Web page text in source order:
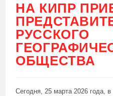
НА КИПР
РУССКОГО
ОБЩЕСТВА
Сегодня, 25 марта 2026 года,